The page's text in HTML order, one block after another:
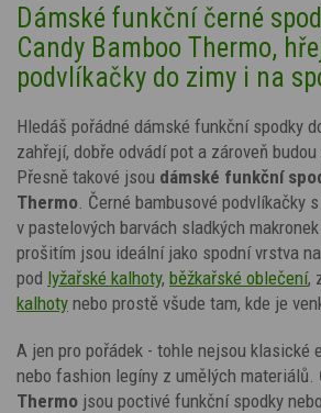
Dámské funkční černé
Candy Bamboo Thermo,
podvlíkačky do zimy i na
Hledáš pořádné dámské funkční spodky
zahřejí, dobře odvádí pot a zároveň
Přesně takové jsou dámské funkční
Thermo . Černé bambusové podvlíkačky s
v pastelových barvách sladkých makronek
prošitím jsou ideální jako spodní vrstva
pod lyžařské kalhoty, běžkařské oblečení,
kalhoty nebo prostě všude tam, kde je
A jen pro pořádek - tohle nejsou klasické
nebo fashion legíny z umělých materiálů.
Thermo jsou poctivé funkční spodky